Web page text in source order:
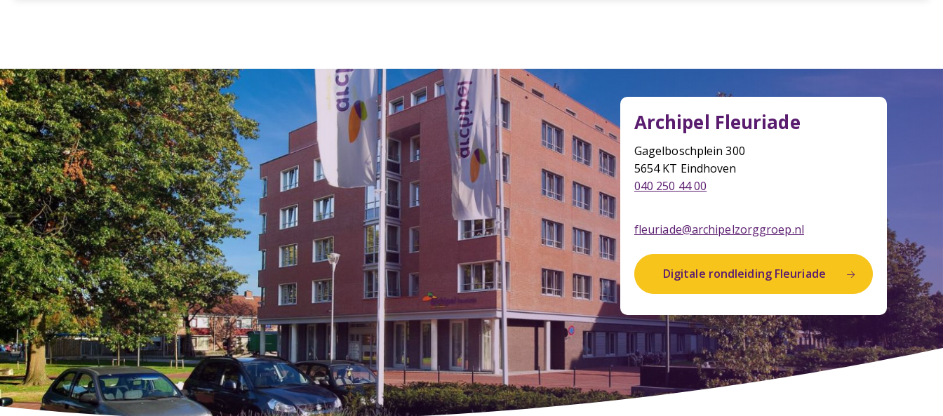
Archipel Fleuriade
Gagelboschplein 300
5654 KT Eindhoven
040 250 44 00
fleuriade@archipelzorggroep.nl
Digitale rondleiding Fleuriade